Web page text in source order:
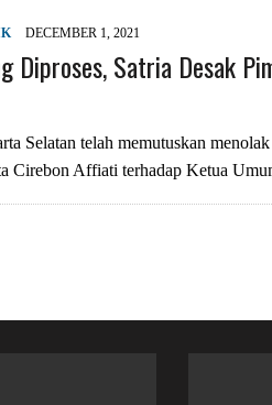
DECEMBER 1, 2021
Diproses, Satria Desak
Selatan telah memutuskan
Cirebon Affiati terhadap Ketua